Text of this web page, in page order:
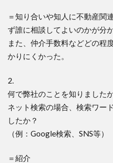
＝知り合いや知人に不動産関
ず誰に相談してよいのかが分
また、 仲介手数料などどの程
かりにくかった。
2.
何で弊社のことを知りました
ネット検索の場合、検索ワー
したか？
（例：Google検索、SNS等）
＝紹介